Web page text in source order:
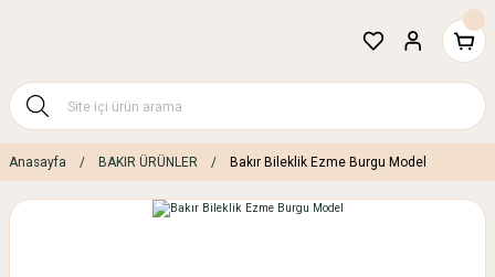
Anasayfa BAKIR ÜRÜNLER Bakır Bileklik Ezme Burgu Model